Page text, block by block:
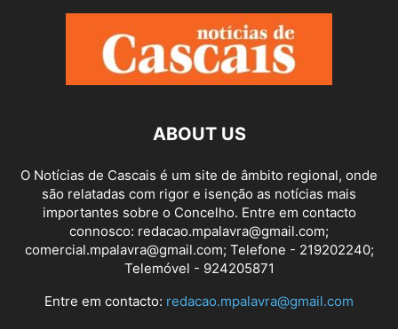
ABOUT US
O Notícias de Cascais é um site de âmbito regional, onde
são relatadas com rigor e isenção as notícias mais
importantes sobre o Concelho. Entre em contacto
connosco: redacao.mpalavra@gmail.com;
comercial.mpalavra@gmail.com; Telefone - 219202240;
Telemóvel - 924205871
Entre em contacto: redacao.mpalavra@gmail.com